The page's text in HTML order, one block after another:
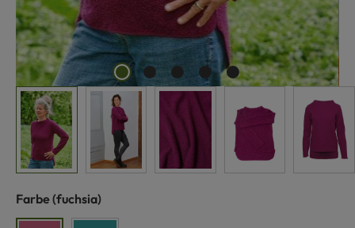
Farbe auswählen
(fuchsia)